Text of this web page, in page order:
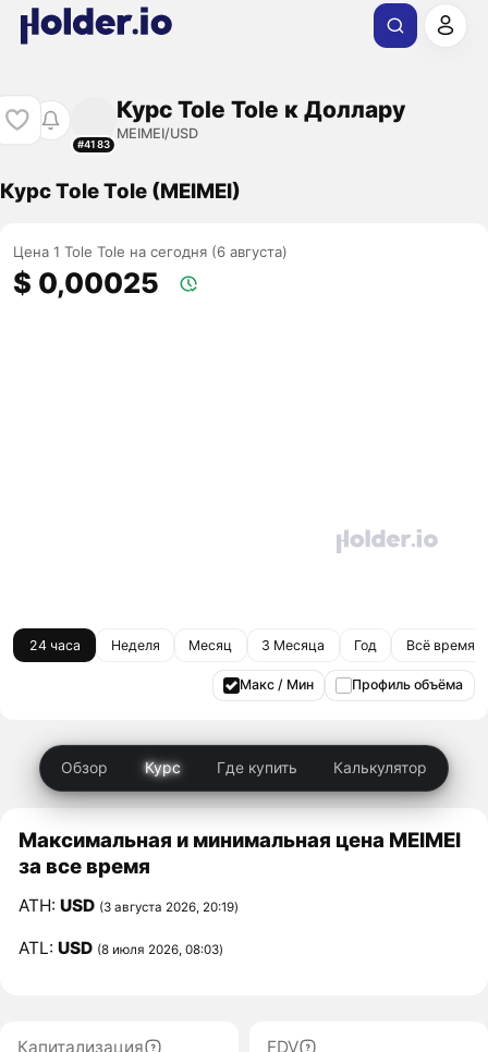
#4183
Курс Tole Tole к Доллару
MEIMEI/USD
Курс Tole Tole (MEIMEI)
Цена 1 Tole Tole на сегодня (6 августа)
$ 0,00025
24 часа Неделя Месяц 3 Месяца Год Всё время
Макс / Мин Профиль объёма
Обзор Курс Где купить Калькулятор
Максимальная и минимальная цена MEIMEI
за все время
ATH:USD (3 августа 2026, 20:19)
ATL:USD (8 июля 2026, 08:03)
Капитализация
FDV